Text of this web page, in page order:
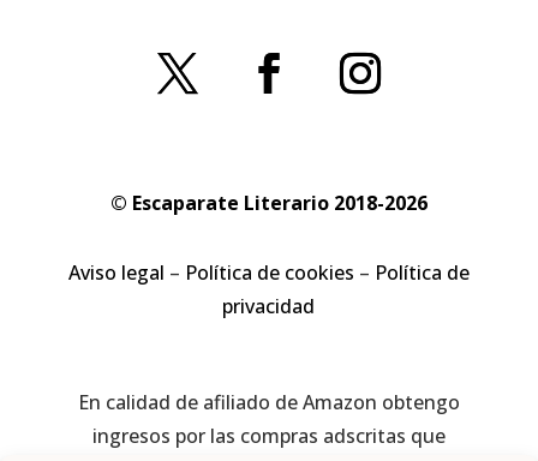
© Escaparate Literario 2018-2026
Aviso legal – Política de cookies – Política de
privacidad
En calidad de afiliado de Amazon obtengo
ingresos por las compras adscritas que